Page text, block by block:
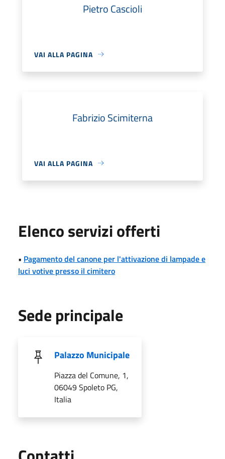
Pietro Cascioli
VAI ALLA PAGINA
Fabrizio Scimiterna
VAI ALLA PAGINA
Elenco servizi offerti
• Pagamento del canone per l'attivazione di lampade e
luci votive presso il cimitero
Sede principale
Palazzo Municipale
Piazza del Comune, 1,
06049 Spoleto PG,
Italia